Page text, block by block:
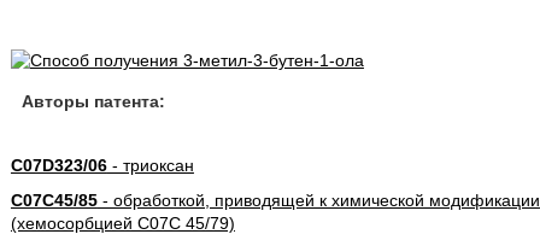
Авторы патента:
C07D323/06- триоксан
C07C45/85- обработкой, приводящей к химической модификации
(хемосорбцией C07C 45/79)